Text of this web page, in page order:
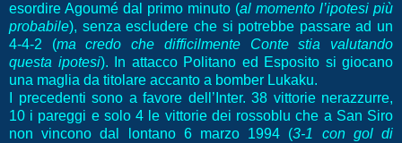
esordire Agoumé dal primo minuto (al momento l’ipotesi più
probabile), senza escludere che si potrebbe passare ad un
4-4-2 (ma credo che difficilmente Conte stia valutando
questa ipotesi). In attacco Politano ed Esposito si giocano
una maglia da titolare accanto a bomber Lukaku.
I precedenti sono a favore dell’Inter. 38 vittorie nerazzurre,
10 i pareggi e solo 4 le vittorie dei rossoblu che a San Siro
non vincono dal lontano 6 marzo 1994 (3-1 con gol di